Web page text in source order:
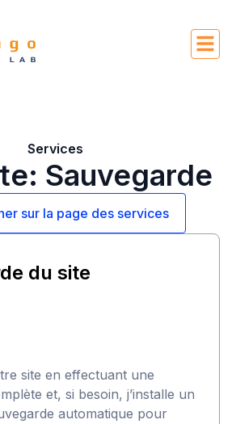
Services
Sauvegarde
sur la page des services
du site
site en effectuant une
et, si besoin, j’installe un
automatique pour